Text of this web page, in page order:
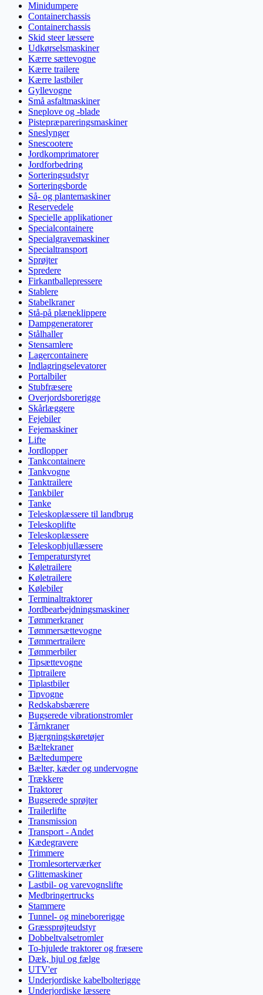
Minidumpere
Containerchassis
Containerchassis
Skid steer læssere
Udkørselsmaskiner
Kærre sættevogne
Kærre trailere
Kærre lastbiler
Gyllevogne
Små asfaltmaskiner
Sneplove og -blade
Pistepræpareringsmaskiner
Sneslynger
Snescootere
Jordkomprimatorer
Jordforbedring
Sorteringsudstyr
Sorteringsborde
Så- og plantemaskiner
Reservedele
Specielle applikationer
Specialcontainere
Specialgravemaskiner
Specialtransport
Sprøjter
Spredere
Firkantballepressere
Stablere
Stabelkraner
Stå-på plæneklippere
Dampgeneratorer
Stålhaller
Stensamlere
Lagercontainere
Indlagringselevatorer
Portalbiler
Stubfræsere
Overjordsborerigge
Skårlæggere
Fejebiler
Fejemaskiner
Lifte
Jordlopper
Tankcontainere
Tankvogne
Tanktrailere
Tankbiler
Tanke
Teleskoplæssere til landbrug
Teleskoplifte
Teleskoplæssere
Teleskophjullæssere
Temperaturstyret
Køletrailere
Køletrailere
Kølebiler
Terminaltraktorer
Jordbearbejdningsmaskiner
Tømmerkraner
Tømmersættevogne
Tømmertrailere
Tømmerbiler
Tipsættevogne
Tiptrailere
Tiplastbiler
Tipvogne
Redskabsbærere
Bugserede vibrationstromler
Tårnkraner
Bjærgningskøretøjer
Bæltekraner
Bæltedumpere
Bælter, kæder og undervogne
Trækkere
Traktorer
Bugserede sprøjter
Trailerlifte
Transmission
Transport - Andet
Kædegravere
Trimmere
Tromlesorterværker
Glittemaskiner
Lastbil- og varevognslifte
Medbringertrucks
Stammere
Tunnel- og mineborerigge
Græssprøjteudstyr
Dobbeltvalsetromler
To-hjulede traktorer og fræsere
Dæk, hjul og fælge
UTV'er
Underjordiske kabelbolterigge
Underjordiske læssere